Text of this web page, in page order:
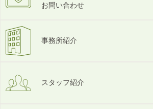
お問い合わせ
事務所紹介
スタッフ紹介